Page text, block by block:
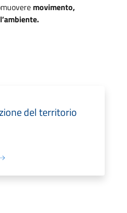
movimento,
del territorio